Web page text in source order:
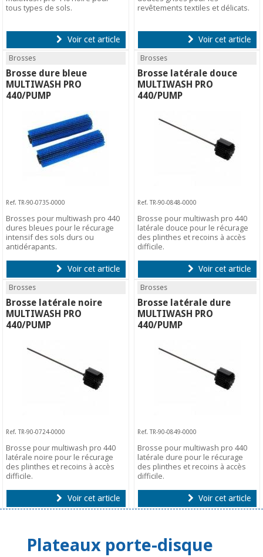
tous types de sols.
Voir cet article
revêtements textiles et délicats.
Voir cet article
Brosses
Brosse dure bleue
MULTIWASH PRO
440/PUMP
Ref. TR-90-0735-0000
Brosses pour multiwash pro 440
dures bleues pour le récurage
intensif des sols durs ou
antidérapants.
Voir cet article
Brosses
Brosse latérale douce
MULTIWASH PRO
440/PUMP
Ref. TR-90-0848-0000
Brosse pour multiwash pro 440
latérale douce pour le récurage
des plinthes et recoins à accès
difficile.
Voir cet article
Brosses
Brosse latérale noire
MULTIWASH PRO
440/PUMP
Ref. TR-90-0724-0000
Brosse pour multiwash pro 440
latérale noire pour le récurage
des plinthes et recoins à accès
difficile.
Voir cet article
Brosses
Brosse latérale dure
MULTIWASH PRO
440/PUMP
Ref. TR-90-0849-0000
Brosse pour multiwash pro 440
latérale dure pour le récurage
des plinthes et recoins à accès
difficile.
Voir cet article
Plateaux porte-disque